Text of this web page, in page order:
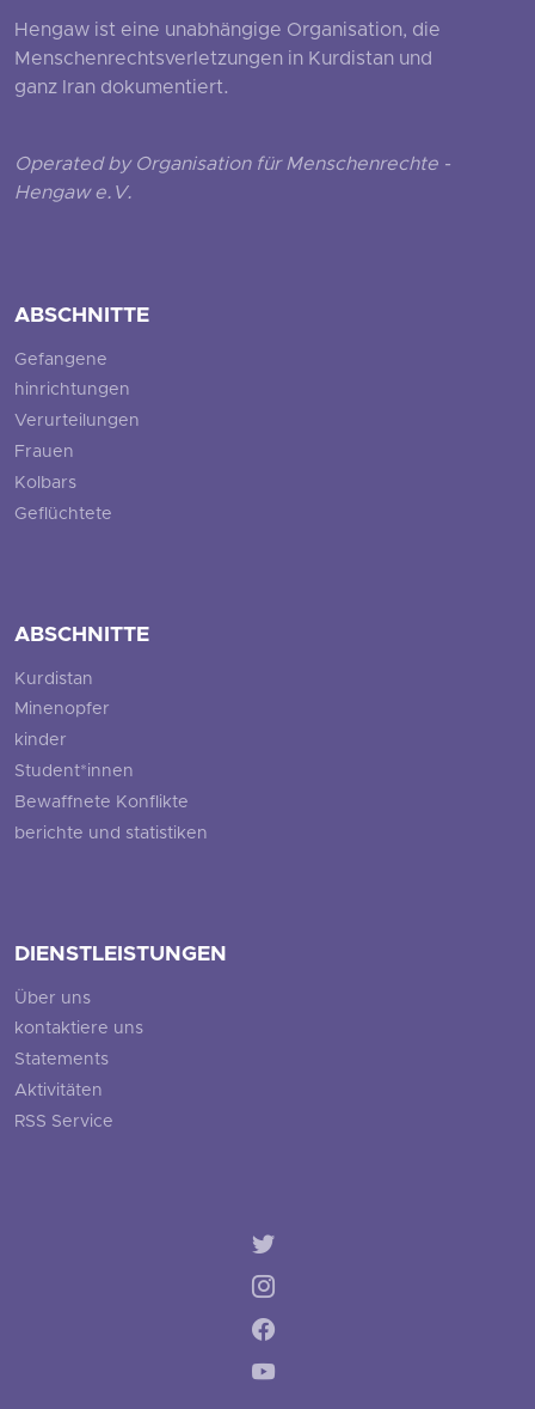
Hengaw ist eine unabhängige Organisation, die
Menschenrechtsverletzungen in Kurdistan und
ganz Iran dokumentiert.
Operated by Organisation für Menschenrechte -
Hengaw e.V.
ABSCHNITTE
Gefangene
hinrichtungen
Verurteilungen
Frauen
Kolbars
Geflüchtete
ABSCHNITTE
Kurdistan
Minenopfer
kinder
Student*innen
Bewaffnete Konflikte
berichte und statistiken
DIENSTLEISTUNGEN
Über uns
kontaktiere uns
Statements
Aktivitäten
RSS Service